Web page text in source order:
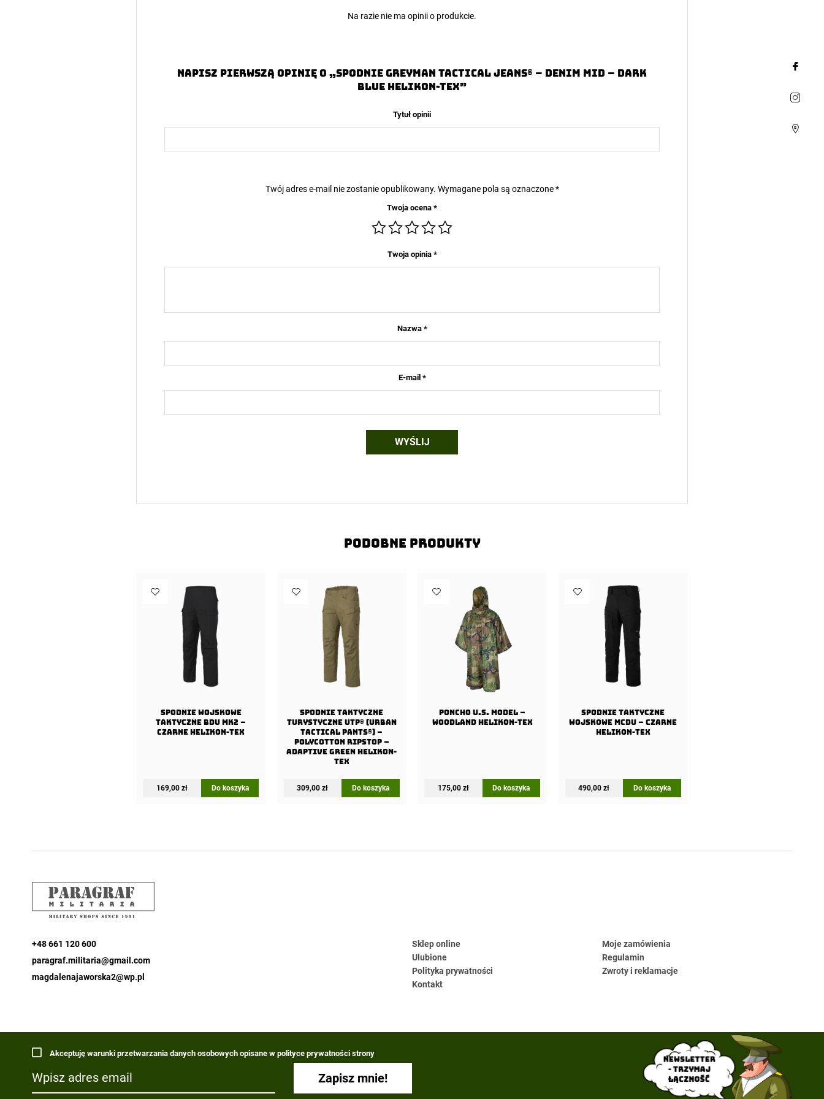
Na razie nie ma opinii o produkcie.
Napisz pierwszą opinię o „Spodnie GREYMAN TACTICAL JEANS® – Denim Mid – Dark
Blue Helikon-Tex”
Tytuł opinii
Twój adres e-mail nie zostanie opublikowany. Wymagane pola są oznaczone*
Twoja ocena *
Twoja opinia *
Nazwa *
E-mail *
Podobne produkty
SPODNIE Wojskowe
Taktyczne BDU MK2 –
Czarne Helikon-Tex
169,00 zł Do koszyka
Spodnie Taktyczne
Turystyczne UTP® (Urban
Tactical Pants®) –
PolyCotton Ripstop –
Adaptive Green Helikon-
Tex
309,00zł Do koszyka
Poncho U.S. Model –
Woodland Helikon-Tex
175,00 zł Do koszyka
Spodnie taktyczne
wojskowe MCDU – Czarne
Helikon-Tex
490,00zł Do koszyka
+48 661 120 600
paragraf.militaria@gmail.com
magdalenajaworska2@wp.pl
Sklep online
Moje zamówienia
Ulubione
Regulamin
Polityka prywatności
Zwroty i reklamacje
Kontakt
Akceptuję warunki przetwarzania danych osobowych opisane w polityce prywatności strony
Newsletter
- trzymaj
łączność